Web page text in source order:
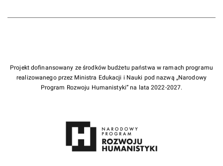
Projekt dofinansowany ze środków budżetu państwa w ramach programu
realizowanego przez Ministra Edukacji i Nauki pod nazwą „Narodowy
Program Rozwoju Humanistyki” na lata 2022-2027.